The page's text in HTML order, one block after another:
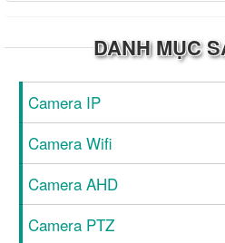
DANH MỤC
Camera IP
Camera Wifi
Camera AHD
Camera PTZ